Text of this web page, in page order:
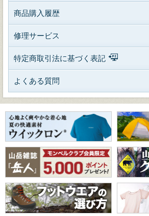
商品購入履歴
修理サービス
特定商取引法に基づく表記
よくある質問